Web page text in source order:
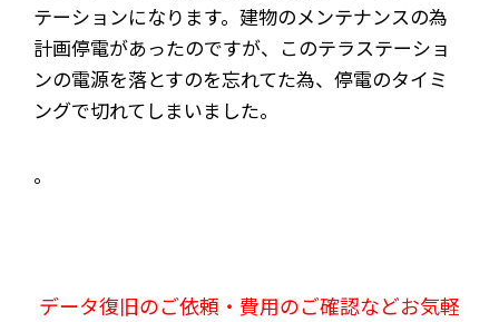
テーションになります。建物のメンテナンスの為
計画停電があったのですが、このテラステーショ
ンの電源を落とすのを忘れてた為、停電のタイミ
ングで切れてしまいました。
。
データ復旧のご依頼・費用のご確認などお気軽